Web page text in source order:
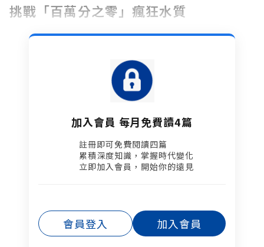
挑戰「百萬分之零」瘋狂水質
加入會員 每月免費讀4篇
註冊即可免費閱讀四篇​
累積深度知識，掌握時代變化​
立即加入會員，開始你的遠見
會員登入 加入會員